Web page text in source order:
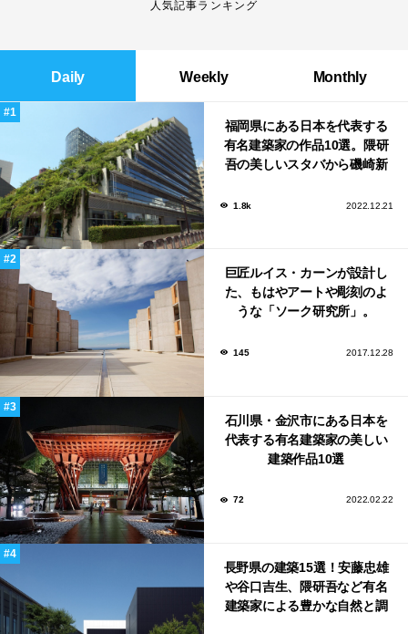
人気記事ランキング
Daily Weekly Monthly
福岡県にある日本を代表する
有名建築家の作品10選。隈研
吾の美しいスタバから磯崎新
1.8k 2022.12.21
巨匠ルイス・カーンが設計し
た、もはやアートや彫刻のよ
うな「ソーク研究所」。
145 2017.12.28
石川県・金沢市にある日本を
代表する有名建築家の美しい
建築作品10選
72 2022.02.22
長野県の建築15選！安藤忠雄
や谷口吉生、隈研吾など有名
建築家による豊かな自然と調